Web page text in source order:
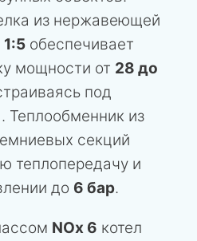
из нержавеющей
1:5 обеспечивает
мощности от 28 до
под
Теплообменник из
секций
теплопередачу и
до 6 бар.
NOx 6 котел